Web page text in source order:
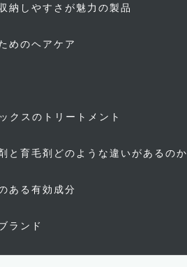
納しやすさが魅力の製品
めのヘアケア
クスのトリートメント
と育毛剤どのような違いがあるのか
ある有効成分
ランド